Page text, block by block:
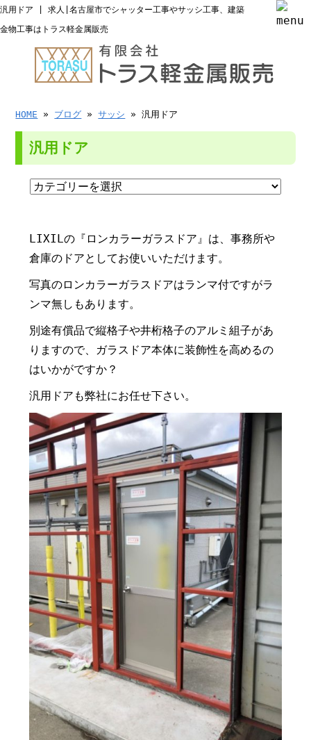
汎用ドア | 求人|名古屋市でシャッター工事やサッシ工事、建築
金物工事はトラス軽金属販売
HOME » ブログ »サッシ » 汎用ドア
汎用ドア
LIXILの『ロンカラーガラスドア』は、事務所や
倉庫のドアとしてお使いいただけます。
写真のロンカラーガラスドアはランマ付ですがラ
ンマ無しもあります。
別途有償品で縦格子や井桁格子のアルミ組子があ
りますので、ガラスドア本体に装飾性を高めるの
はいかがですか？
汎用ドアも弊社にお任せ下さい。